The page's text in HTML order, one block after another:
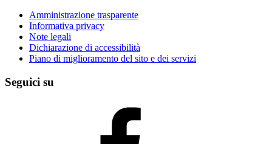
Amministrazione trasparente
Informativa privacy
Note legali
Dichiarazione di accessibilità
Piano di miglioramento del sito e dei servizi
Seguici su